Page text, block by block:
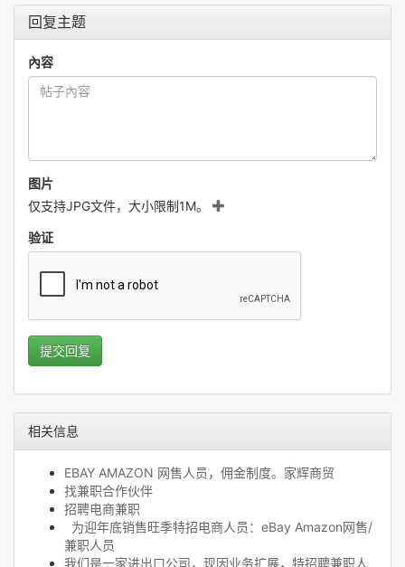
回复主题
內容
图片
仅支持JPG文件，大小限制1M。
验证
提交回复
相关信息
EBAY AMAZON 网售人员，佣金制度。家辉商贸
找兼职合作伙伴
招聘电商兼职
为迎年底销售旺季特招电商人员：eBay Amazon网售/
兼职人员
我们是一家进出口公司，现因业务扩展，特招聘兼职人